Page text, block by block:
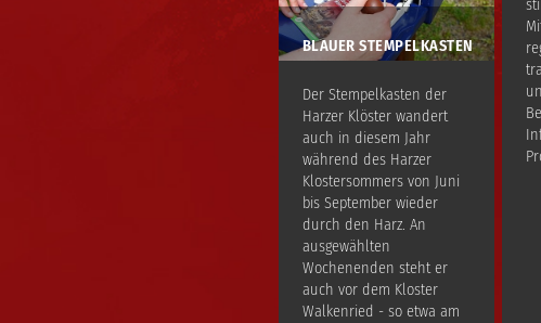
BLAUER STEMPELKASTEN
Der Stempelkasten der
Harzer Klöster wandert
auch in diesem Jahr
während des Harzer
Klostersommers von Juni
bis September wieder
durch den Harz. An
ausgewählten
Wochenenden steht er
auch vor dem Kloster
Walkenried - so etwa am